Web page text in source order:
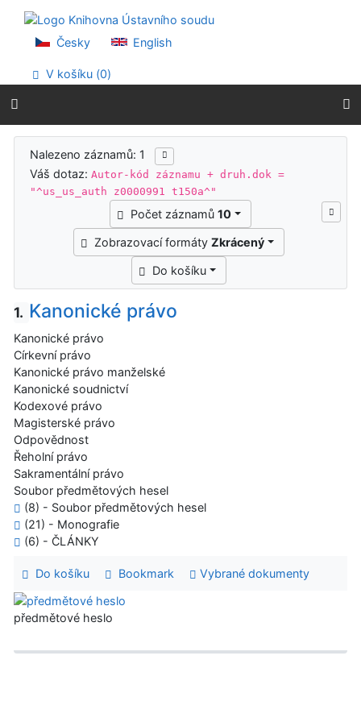
Přejít na menu
Prohlášení o webové přístupnosti
Česky English
V košíku (0)
Výsledky vyhledávání
Nalezeno záznamů: 1
Váš dotaz:Autor-kód záznamu + druh.dok =
"^us_us_auth z0000991 t150a^"
Počet záznamů 10
Zobrazovací formáty Zkrácený
Do košíku
1. Kanonické právo
Kanonické právo
Církevní právo
Kanonické právo manželské
Kanonické soudnictví
Kodexové právo
Magisterské právo
Odpovědnost
Řeholní právo
Sakramentální právo
Soubor předmětových hesel
(8) - Soubor předmětových hesel
(21) - Monografie
(6) - ČLÁNKY
Do košíku Bookmark Vybrané dokumenty
předmětové heslo